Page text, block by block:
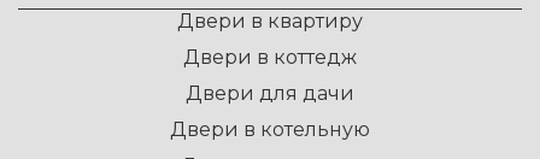
Двери в квартиру
Двери в коттедж
Двери для дачи
Двери в котельную